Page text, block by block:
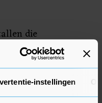
instellingen
die
gestuurd als
die het